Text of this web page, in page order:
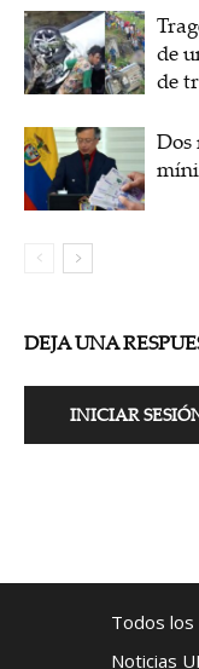
de
de
Dos
DEJA UNA
INICIAR
Todos
Noticias